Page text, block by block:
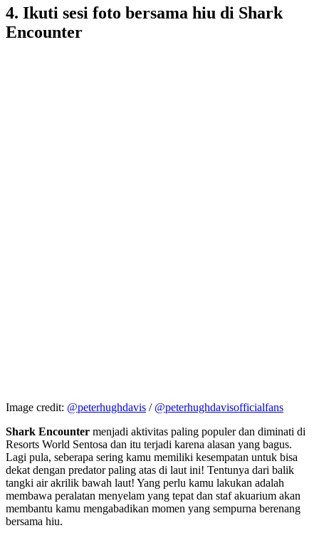
4. Ikuti sesi foto bersama hiu di Shark
Encounter
Image credit: @peterhughdavis / @peterhughdavisofficialfans
Shark Encounter menjadi aktivitas paling populer dan diminati di
Resorts World Sentosa dan itu terjadi karena alasan yang bagus.
Lagi pula, seberapa sering kamu memiliki kesempatan untuk bisa
dekat dengan predator paling atas di laut ini! Tentunya dari balik
tangki air akrilik bawah laut! Yang perlu kamu lakukan adalah
membawa peralatan menyelam yang tepat dan staf akuarium akan
membantu kamu mengabadikan momen yang sempurna berenang
bersama hiu.